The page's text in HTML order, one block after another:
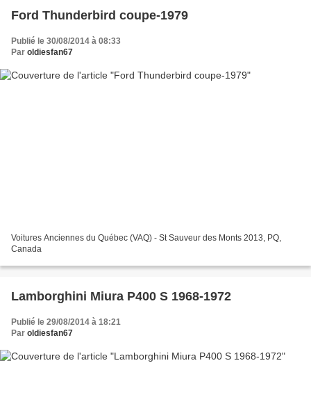
Ford Thunderbird coupe-1979
Publié le 30/08/2014 à 08:33
Par oldiesfan67
Voitures Anciennes du Québec (VAQ) - St Sauveur des Monts 2013, PQ,
Canada
Lamborghini Miura P400 S 1968-1972
Publié le 29/08/2014 à 18:21
Par oldiesfan67